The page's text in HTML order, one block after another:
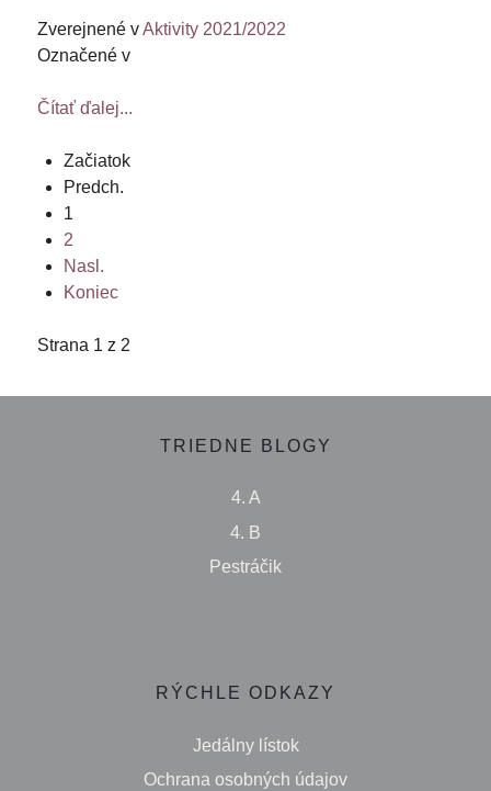
Zverejnené vAktivity 2021/2022
Označené v
Čítať ďalej...
Začiatok
Predch.
1
2
Nasl.
Koniec
Strana 1 z 2
TRIEDNE BLOGY
4. A
4. B
Pestráčik
RÝCHLE ODKAZY
Jedálny lístok
Ochrana osobných údajov